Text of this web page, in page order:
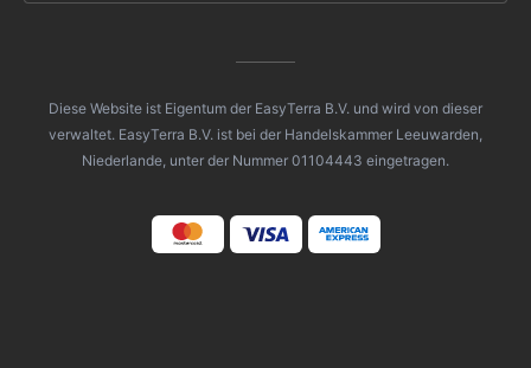
Diese Website ist Eigentum der EasyTerra B.V. und wird von dieser
verwaltet. EasyTerra B.V. ist bei der Handelskammer Leeuwarden,
Niederlande, unter der Nummer 01104443 eingetragen.